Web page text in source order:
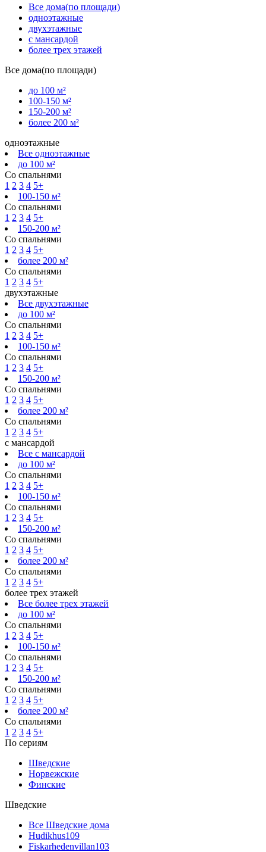
Все дома(по площади)
одноэтажные
двухэтажные
с мансардой
более трех этажей
Все дома(по площади)
до 100 м²
100-150 м²
150-200 м²
более 200 м²
одноэтажные
Все одноэтажные
до 100 м²
Со спальнями
1 2 3 4 5+
100-150 м²
Со спальнями
1 2 3 4 5+
150-200 м²
Со спальнями
1 2 3 4 5+
более 200 м²
Со спальнями
1 2 3 4 5+
двухэтажные
Все двухэтажные
до 100 м²
Со спальнями
1 2 3 4 5+
100-150 м²
Со спальнями
1 2 3 4 5+
150-200 м²
Со спальнями
1 2 3 4 5+
более 200 м²
Со спальнями
1 2 3 4 5+
с мансардой
Все с мансардой
до 100 м²
Со спальнями
1 2 3 4 5+
100-150 м²
Со спальнями
1 2 3 4 5+
150-200 м²
Со спальнями
1 2 3 4 5+
более 200 м²
Со спальнями
1 2 3 4 5+
более трех этажей
Все более трех этажей
до 100 м²
Со спальнями
1 2 3 4 5+
100-150 м²
Со спальнями
1 2 3 4 5+
150-200 м²
Со спальнями
1 2 3 4 5+
более 200 м²
Со спальнями
1 2 3 4 5+
По сериям
Шведские
Норвежские
Финские
Шведские
Все Шведские дома
Hudikhus109
Fiskarhedenvillan103